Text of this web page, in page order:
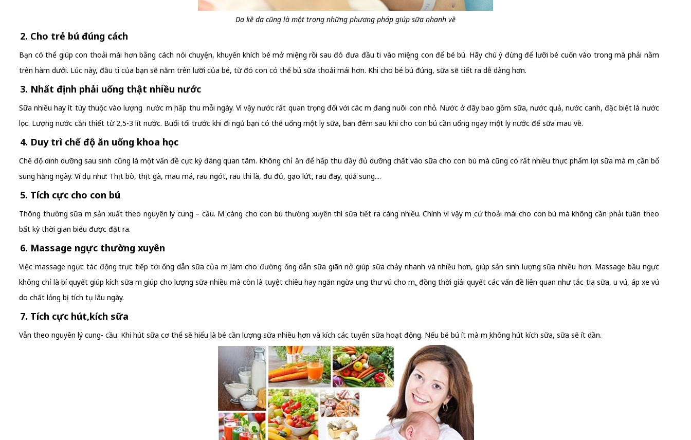
Da kề da cũng là một trong những phương pháp giúp sữa nhanh về
2. Cho trẻ bú đúng cách
Bạn có thể giúp con thoải mái hơn bằng cách nói chuyện, khuyến khích bé mở miệng rồi sau đó đưa đầu ti vào miệng con để bé bú. Hãy chú ý đừng để lưỡi bé cuốn vào trong mà phải nằm
trên hàm dưới. Lúc này, đầu ti của bạn sẽ nằm trên lưỡi của bé, từ đó con có thể bú sữa thoải mái hơn. Khi cho bé bú đúng, sữa sẽ tiết ra dễ dàng hơn.
3. Nhất định phải uống thật nhiều nước
Sữa nhiều hay ít tùy thuộc vào lượng nước mẹ hấp thu mỗi ngày. Vì vậy nước rất quan trọng đối với các mẹ đang nuôi con nhỏ. Nước ở đây bao gồm sữa, nước quả, nước canh, đặc biệt là nước
lọc. Lượng nước cần thiết từ 2,5-3 lít nước. Buổi tối trước khi đi ngủ bạn có thể uống một ly sữa, ban đêm sau khi cho con bú cần uống ngay một ly nước để sữa mau về.
4. Duy trì chế độ ăn uống khoa học
Chế độ dinh dưỡng sau sinh cũng là một vấn đề cực kỳ đáng quan tâm. Không chỉ ăn để hấp thu đầy đủ dưỡng chất vào sữa cho con bú mà cũng có rất nhiều thực phẩm lợi sữa mà mẹ cần bổ
sung hằng ngày. Ví dụ như: Thịt bò, thịt gà, mau má, rau ngót, rau thì là, đu đủ, gạo lứt, rau đay, quả sung....
5. Tích cực cho con bú
Thông thường sữa mẹ sản xuất theo nguyên lý cung – cầu. Mẹ càng cho con bú thường xuyên thì sữa tiết ra càng nhiều. Chính vì vậy mẹ cứ thoải mái cho con bú mà không cần phải tuân theo
bất kỳ thời gian biểu được đặt ra.
6. Massage ngực thường xuyên
Việc massage ngực tác động trực tiếp tới ống dẫn sữa của mẹ làm cho đường ống dẫn sữa giãn nở giúp sữa chảy nhanh và nhiều hơn, giúp sản sinh lượng sữa nhiều hơn. Massage bầu ngực
không chỉ là bí quyết giúp kích sữa mẹ giúp cho lượng sữa nhiều mà còn là tuyệt chiêu hay ngăn ngừa ung thư vú cho mẹ, đồng thời giải quyết các vấn đề liên quan như tắc tia sữa, u vú, áp xe vú
do chất lỏng bị tích tụ lâu ngày.
7. Tích cực hút,kích sữa
Vẫn theo nguyên lý cung- cầu. Khi hút sữa cơ thể sẽ hiểu là bé cần lượng sữa nhiều hơn và kích các tuyến sữa hoạt động. Nếu bé bú ít mà mẹ không hút kích sữa, sữa sẽ ít dần.